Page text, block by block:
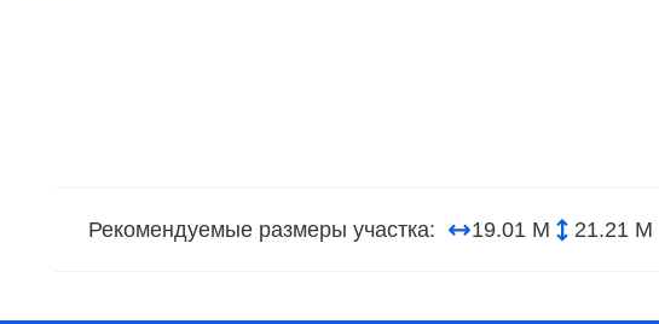
Рекомендуемые размеры участка: 19.01 М 21.21 М